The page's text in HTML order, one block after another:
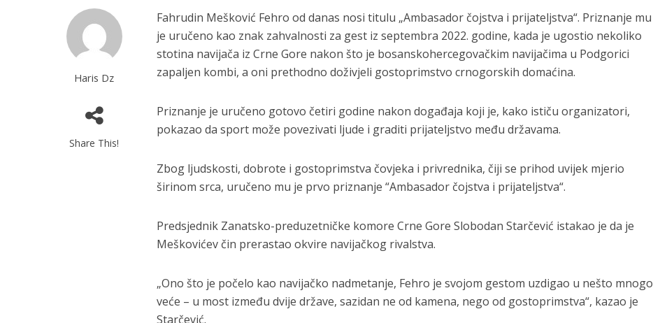
Haris Dz
Share This!
Fahrudin Mešković Fehro od danas nosi titulu „Ambasador čojstva i prijateljstva“. Priznanje mu
je uručeno kao znak zahvalnosti za gest iz septembra 2022. godine, kada je ugostio nekoliko
stotina navijača iz Crne Gore nakon što je bosanskohercegovačkim navijačima u Podgorici
zapaljen kombi, a oni prethodno doživjeli gostoprimstvo crnogorskih domaćina.
Priznanje je uručeno gotovo četiri godine nakon događaja koji je, kako ističu organizatori,
pokazao da sport može povezivati ljude i graditi prijateljstvo među državama.
Zbog ljudskosti, dobrote i gostoprimstva čovjeka i privrednika, čiji se prihod uvijek mjerio
širinom srca, uručeno mu je prvo priznanje “Ambasador čojstva i prijateljstva“.
Predsjednik Zanatsko-preduzetničke komore Crne Gore Slobodan Starčević istakao je da je
Meškovićev čin prerastao okvire navijačkog rivalstva.
„Ono što je počelo kao navijačko nadmetanje, Fehro je svojom gestom uzdigao u nešto mnogo
veće – u most između dvije države, sazidan ne od kamena, nego od gostoprimstva“, kazao je
Starčević.